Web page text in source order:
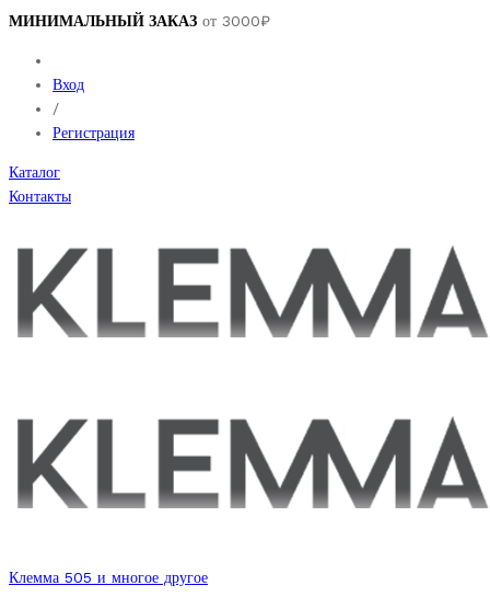
МИНИМАЛЬНЫЙ ЗАКАЗ от 3000₽
Вход
/
Регистрация
Каталог
Контакты
Клемма 505 и многое другое